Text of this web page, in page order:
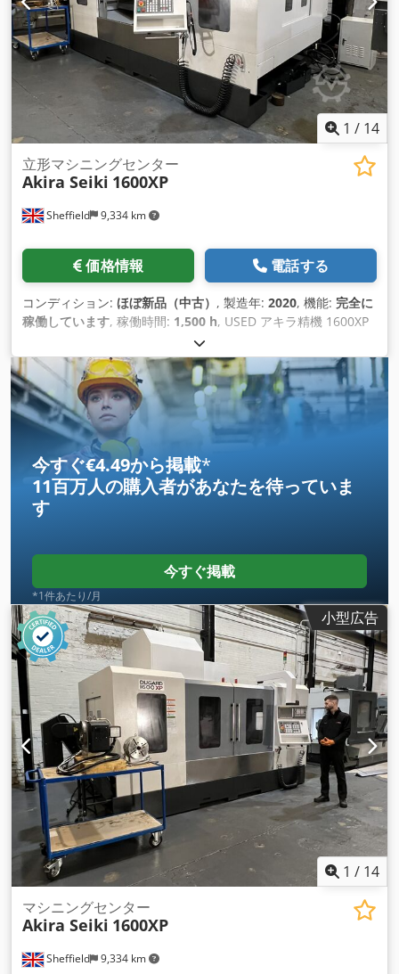
1 / 14
Sheffield 9,334 km
立形マシニングセンター
Akira Seiki 1600XP
価格情報 電話する
コンディション: ほぼ新品（中古） , 製造年: 2020, 機能: 完全に
稼働しています, 稼働時間: 1,500 h, USED アキラ精機 1600XP
ファナック 0iMF オープンフロント立形マシニングセンタ 在庫
品 - 先行販売あり。 2020年製、使用時間が非常に短い機械で
す。約1500時間  12,000rpmスピンドル、冷凍システム付
き。  36ステーションアームタイプATC  フルスプラッシュガ
ード  完全一体型デトロンGXA-255h第4軸Nc円テーブルと
SR255H心押台サポートユニット  チップコンベアとチップビ
ン（スクレーパータイプ）  クーラントウォッシュガンを含む
チップフラッシングシステム  スルースピンドルクーラントシ
ステム - 35 バー、フィルタ付き  ファナック メモリ拡張 - 2
Mb  マニュアルガイド付きファナック 10.4" 画面  クーラン
滑システム  リジッドタッピング＆ヘリカル補間機能 テーブル
作業面 1,750 X 800 MM ティー溝 18 x 125 x 6.0 MM 主軸端か
らテーブルまで 100 ~ 915 MM スピンドル中心からコラムまで
865 MM テーブル耐荷重 2,300 KGS 移動量 X軸移動量 1,630
MM Y軸移動量 850 MM Z軸移動量 815 MM スピンドル スピン
ドルノーズテーパー BT-40 スピンドル回転数 - 最高12,000
RPM フィード ラピッドトラバース（X＆Y軸）33 M / MIN 早送
り（Z軸） 25 M / MIN 切削送り速度 - 最大12 M / MIN 精度 位
置決め 0.01 MM 繰り返し精度 + - 0.003 MM ATC 工具収納本
数 アームタイプ36本 最大工具重量 7.0 KGS 工具直径 - 最大75
MM 工具長 - 最大250 MM 工具シャンク BT-40 工具交換時間
2.2 SEC モーター Dkjdpfju A U Nkox Alasr スピンドルモータ
ー（FANUC）18.5 KW 電源 電圧 415V / 3PH / 50HZ 所要電力
30.0 KVA 機械寸法 機械所要床面積 4,820 x 3,576 MM 機械重
量 12,600 kg
今すぐ€4.49から掲載*
11百万人の購入者があなたを待っていま
す
今すぐ掲載
*1件あたり/月
小型広告
1 / 14
Sheffield 9,334 km
マシニングセンター
Akira Seiki 1600XP